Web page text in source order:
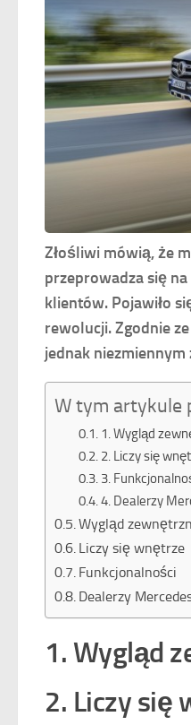
Złośliwi mówią, że
przeprowadza się
klientów. Pojawiło
rewolucji. Zgodnie
jednak
W tym artykule
1. Wygląd
2. Liczy się
3.
4. Dealerzy
Wygląd
Liczy się wnętrze
Funkcjonalności
Dealerzy
1. Wygląd
2. Liczy się